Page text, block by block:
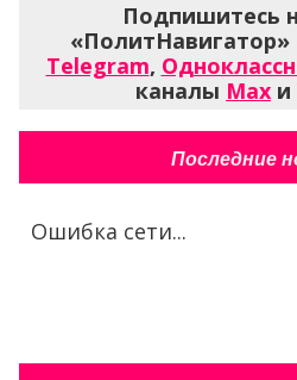
Подпишитесь
Telegram,
каналы Max и
Последние
Ошибка сети...